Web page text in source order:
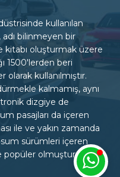
tema paneli,
kullanılan
bilinmeyen bir
kitabı oluşturmak üzere
1500'lerden beri
kullanılmıştır.
kalmamış, aynı
dizgiye de
pasajları da içeren
ile ve yakın zamanda
sürümleri içeren
popüler olmuştur.